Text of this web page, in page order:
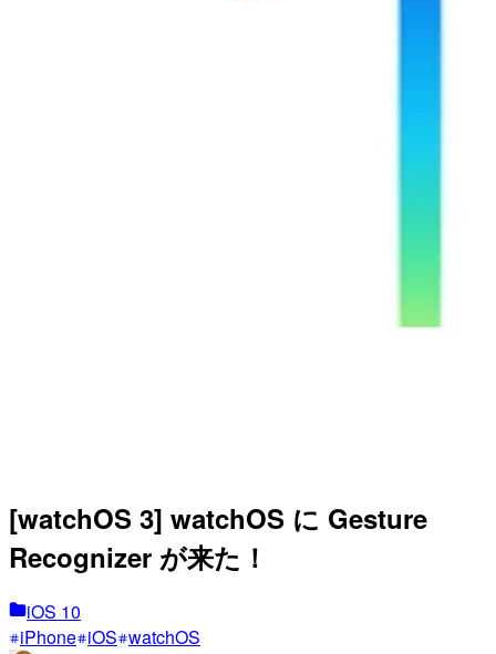
[watchOS 3] watchOS に Gesture
Recognizer が来た！
iOS 10
iPhone iOS watchOS